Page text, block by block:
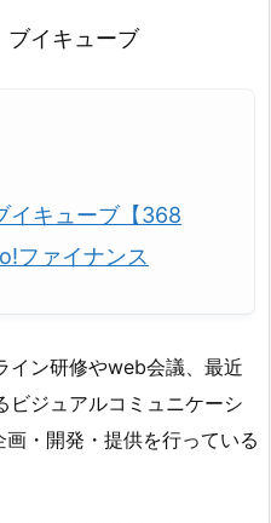
ブイキューブ
イキューブ【368
ファイナンス
イン研修やweb会議、最近
ビジュアルコミュニケーシ
・開発・提供を行っている